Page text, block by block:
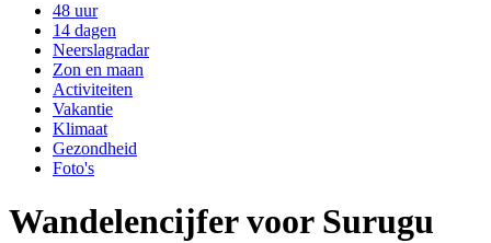
48 uur
14 dagen
Neerslagradar
Zon en maan
Activiteiten
Vakantie
Klimaat
Gezondheid
Foto's
Wandelencijfer voor Surugu